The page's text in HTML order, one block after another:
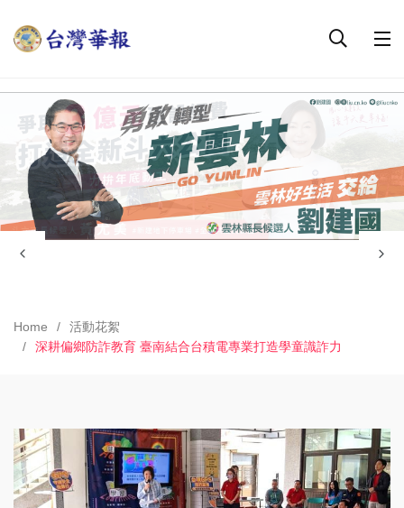
Home
活動花絮
深耕偏鄉防詐教育 臺南結合台積電專業打造學童識詐力